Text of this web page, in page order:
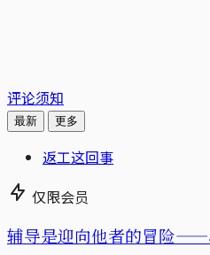
评论须知
最新 更多
返工这回事
仅限会员
辅导是迎向他者的冒险——